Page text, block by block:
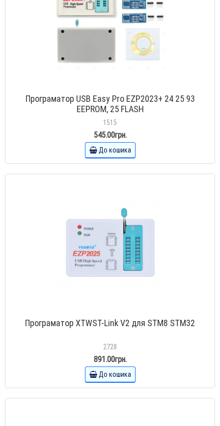
Програматор USB Easy Pro EZP2023+ 24 25 93
EEPROM, 25 FLASH
1515
545.00грн.
До кошика
Програматор XTWST-Link V2 для STM8 STM32
2728
891.00грн.
До кошика